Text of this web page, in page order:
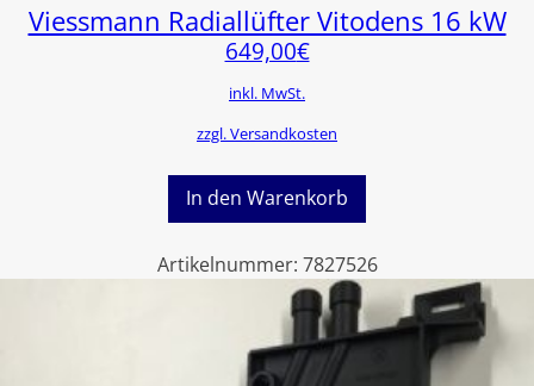
Viessmann Radiallüfter Vitodens 16 kW
649,00€
inkl. MwSt.
zzgl. Versandkosten
In den Warenkorb
Artikelnummer: 7827526